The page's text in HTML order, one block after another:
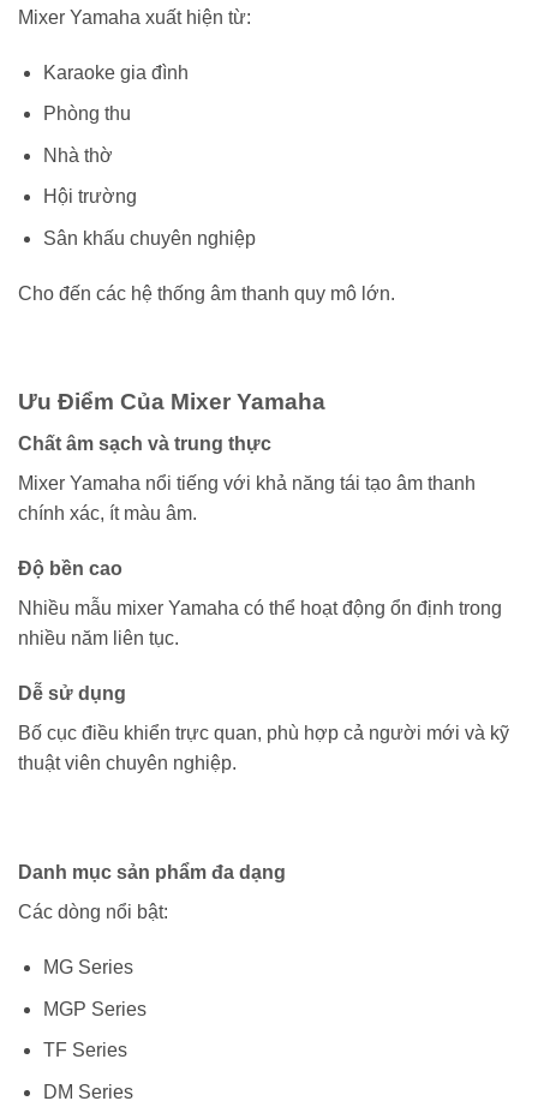
Mixer Yamaha xuất hiện từ:
Karaoke gia đình
Phòng thu
Nhà thờ
Hội trường
Sân khấu chuyên nghiệp
Cho đến các hệ thống âm thanh quy mô lớn.
Ưu Điểm Của Mixer Yamaha
Chất âm sạch và trung thực
Mixer Yamaha nổi tiếng với khả năng tái tạo âm thanh
chính xác, ít màu âm.
Độ bền cao
Nhiều mẫu mixer Yamaha có thể hoạt động ổn định trong
nhiều năm liên tục.
Dễ sử dụng
Bố cục điều khiển trực quan, phù hợp cả người mới và kỹ
thuật viên chuyên nghiệp.
Danh mục sản phẩm đa dạng
Các dòng nổi bật:
MG Series
MGP Series
TF Series
DM Series